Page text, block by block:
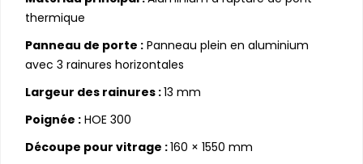
thermique
Panneau de porte : Panneau plein en aluminium
avec 3 rainures horizontales
Largeur des rainures :13 mm
Poignée : HOE 300
Découpe pour vitrage :160 × 1550 mm